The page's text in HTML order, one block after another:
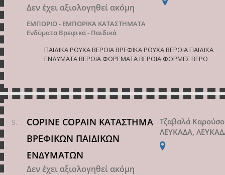
Δεν έχει αξιολογηθεί ακόμη
ΕΜΠΟΡΙΟ - ΕΜΠΟΡΙΚΑ ΚΑΤΑΣΤΗΜΑΤΑ
Ενδύματα Βρεφικά - Παιδικά
ΠΑΙΔΙΚΑ ΡΟΥΧΑ ΒΕΡΟΙΑ ΒΡΕΦΙΚΑ ΡΟΥΧΑ ΒΕΡΟΙΑ ΠΑΙΔΙΚΑ
ΕΝΔΥΜΑΤΑ ΒΕΡΟΙΑ ΦΟΡΕΜΑΤΑ ΒΕΡΟΙΑ ΦΟΡΜΕΣ ΒΕΡΟ
COPINE COPAIN ΚΑΤΑΣΤΗΜΑ
ΒΡΕΦΙΚΩΝ ΠΑΙΔΙΚΩΝ
ΕΝΔΥΜΑΤΩΝ
Δεν έχει αξιολογηθεί ακόμη
Τζαβαλά
ΛΕΥΚΑΔΑ,